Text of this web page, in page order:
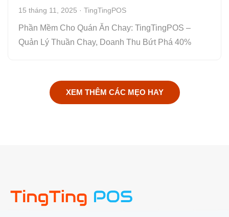
15 tháng 11, 2025 · TingTingPOS
Phần Mềm Cho Quán Ăn Chay: TingTingPOS –
Quản Lý Thuần Chay, Doanh Thu Bứt Phá 40%
XEM THÊM CÁC MẸO HAY